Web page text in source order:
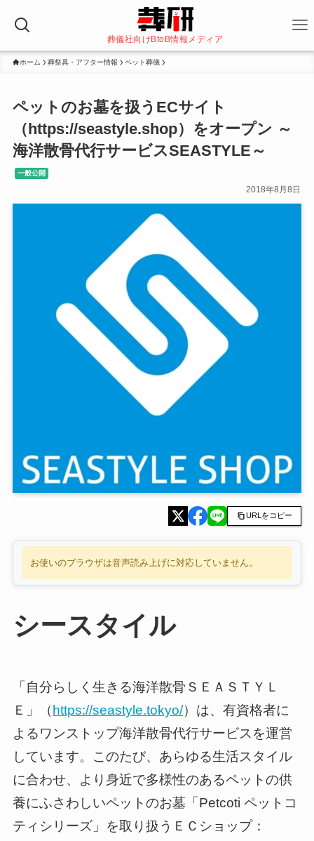
葬儀社向けBtoB情報メディア
ホーム 葬祭具・アフター情報 ペット葬儀
ペットのお墓を扱うECサイト
（https://seastyle.shop）をオープン ～
海洋散骨代行サービスSEASTYLE～
一般公開
2018年8月8日
URLをコピー
お使いのブラウザは音声読み上げに対応していません。
シースタイル
「自分らしく生きる海洋散骨ＳＥＡＳＴＹＬ
Ｅ」（ https://seastyle.tokyo/）は、有資格者に
よるワンストップ海洋散骨代行サービスを運営
しています。このたび、あらゆる生活スタイル
に合わせ、より身近で多様性のあるペットの供
養にふさわしいペットのお墓「Petcoti ペットコ
ティシリーズ」を取り扱うＥＣショップ：